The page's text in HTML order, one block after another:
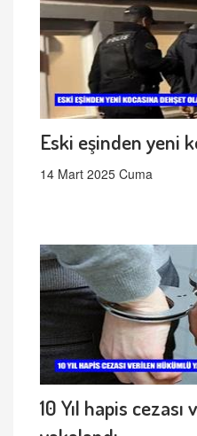
Eski eşinden yeni
14 Mart 2025 Cuma
10 Yıl hapis